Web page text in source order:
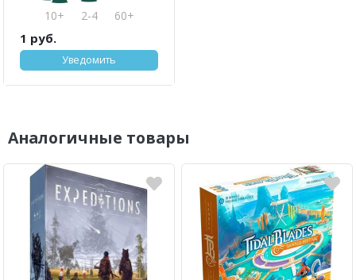
10+ 2-4 60+
1 руб.
Уведомить
Аналогичные товары